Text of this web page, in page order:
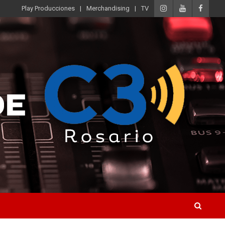
Play Producciones Merchandising TV